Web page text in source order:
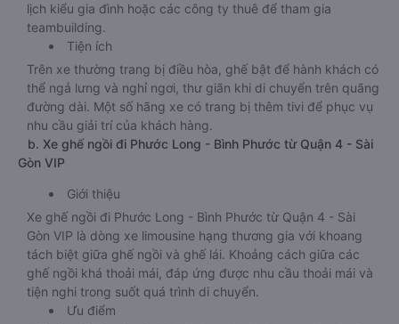
lịch kiểu gia đình hoặc các công ty thuê để tham gia
teambuilding.
Tiện ích
Trên xe thường trang bị điều hòa, ghế bật để hành khách có
thể ngả lưng và nghỉ ngơi, thư giãn khi di chuyển trên quãng
đường dài. Một số hãng xe có trang bị thêm tivi để phục vụ
nhu cầu giải trí của khách hàng.
b. Xe ghế ngồi đi Phước Long - Bình Phước từ Quận 4 - Sài
Gòn VIP
Giới thiệu
Xe ghế ngồi đi Phước Long - Bình Phước từ Quận 4 - Sài
Gòn VIP là dòng xe limousine hạng thương gia với khoang
tách biệt giữa ghế ngồi và ghế lái. Khoảng cách giữa các
ghế ngồi khá thoải mái, đáp ứng được nhu cầu thoải mái và
tiện nghi trong suốt quá trình di chuyển.
Ưu điểm